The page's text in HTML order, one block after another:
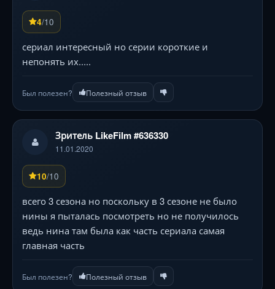
4/10
сериал интересный но серии короткие и
непонять их.....
Был полезен? Полезный отзыв
Зритель LikeFilm #636330
11.01.2020
10/10
всего 3 сезона но поскольку в 3 сезоне не было
нины я пыталась посмотреть но не получилось
ведь нина там была как часть сериала самая
главная часть
Был полезен? Полезный отзыв